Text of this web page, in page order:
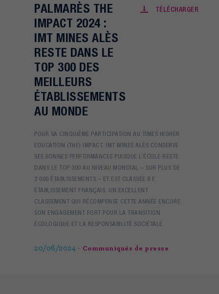
PALMARÈS THE
IMPACT 2024 :
IMT MINES ALÈS
RESTE DANS LE
TOP 300 DES
MEILLEURS
ÉTABLISSEMENTS
AU MONDE
TÉLÉCHARGER
POUR SA CINQUIÈME PARTICIPATION AU TIMES HIGHER
EDUCATION (THE) IMPACT, IMT MINES ALÈS CONSERVE
SES BONNES PERFORMANCES PUISQUE L’ÉCOLE RESTE
DANS LE TOP 300 AU NIVEAU MONDIAL – SUR PLUS DE
2 000 ÉTABLISSEMENTS – ET EST CLASSÉE 8 E
ÉTABLISSEMENT FRANÇAIS. UN EXCELLENT
CLASSEMENT QUI RÉCOMPENSE CETTE ANNÉE ENCORE
SON ENGAGEMENT FORT POUR LA TRANSITION
ÉCOLOGIQUE ET LA RESPONSABILITÉ SOCIÉTALE.
20/06/2024 Communiqués de presse